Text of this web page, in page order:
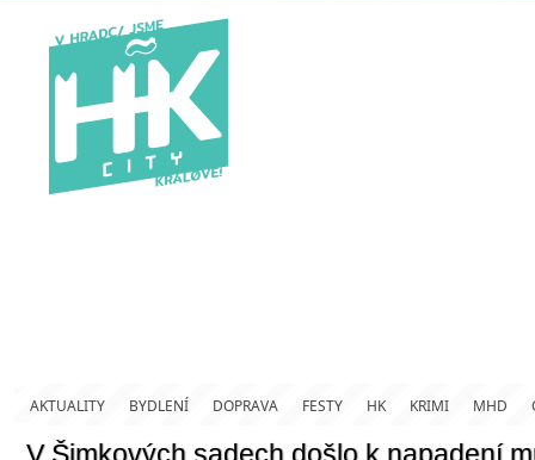
AKTUALITY BYDLENÍ DOPRAVA FESTY HK KRIMI MHD